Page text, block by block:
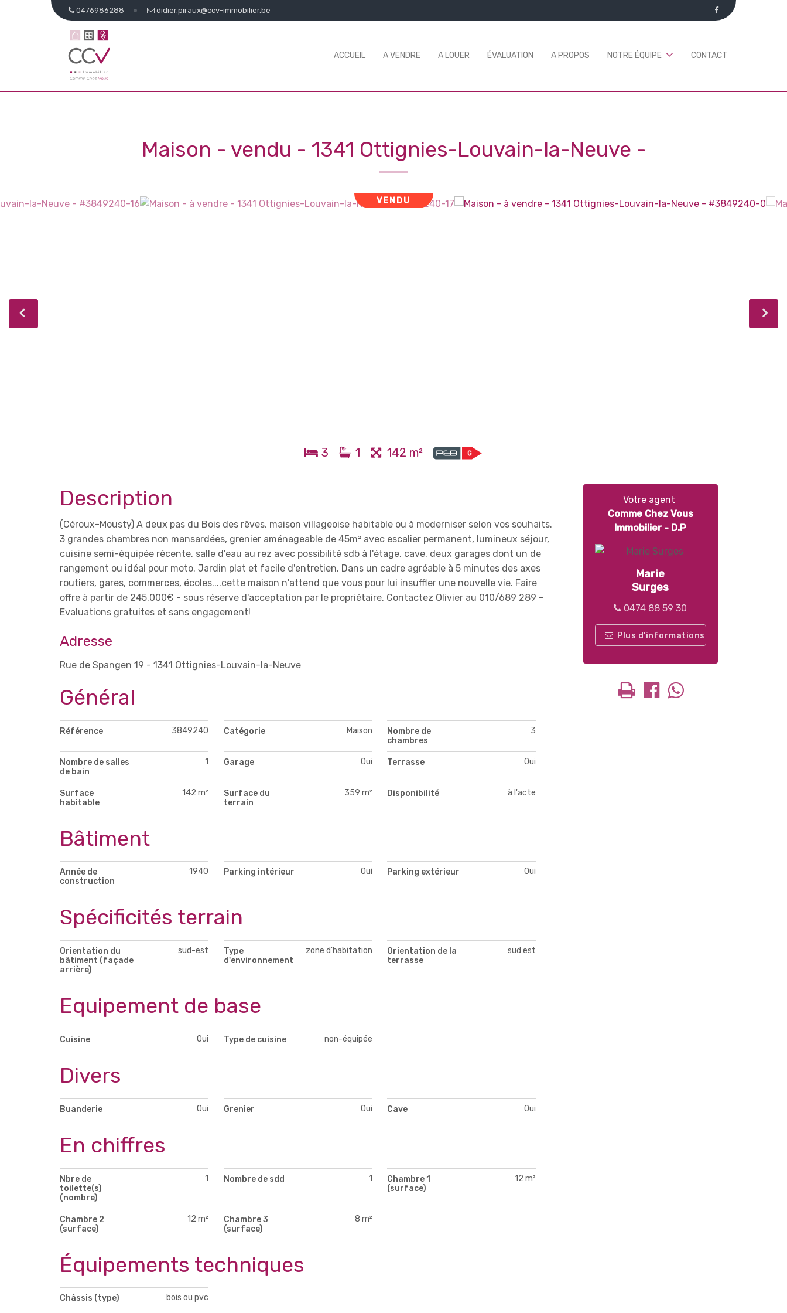
0476986288 didier.piraux@ccv-immobilier.be
ACCUEIL A VENDRE A LOUER ÉVALUATION A PROPOS NOTRE ÉQUIPE CONTACT
Maison - vendu - 1341 Ottignies-Louvain-la-Neuve -
VENDU
3 1 142 m²
Description
(Céroux-Mousty) A deux pas du Bois des rêves, maison villageoise habitable ou à moderniser selon vos souhaits.
3 grandes chambres non mansardées, grenier aménageable de 45m² avec escalier permanent, lumineux séjour,
cuisine semi-équipée récente, salle d'eau au rez avec possibilité sdb à l'étage, cave, deux garages dont un de
rangement ou idéal pour moto. Jardin plat et facile d'entretien. Dans un cadre agréable à 5 minutes des axes
routiers, gares, commerces, écoles....cette maison n'attend que vous pour lui insuffler une nouvelle vie. Faire
offre à partir de 245.000€ - sous réserve d'acceptation par le propriétaire. Contactez Olivier au 010/689 289 -
Evaluations gratuites et sans engagement!
Adresse
Rue de Spangen 19 - 1341 Ottignies-Louvain-la-Neuve
Général
Référence 3849240 Catégorie Maison
Nombre de
chambres
3
Nombre de salles
de bain
1 Garage Oui Terrasse Oui
Surface
habitable
142 m²
Surface du
terrain
359 m² Disponibilité à l'acte
Bâtiment
Année de
construction
1940 Parking intérieur Oui Parking extérieur Oui
Spécificités terrain
Orientation du
bâtiment (façade
arrière)
sud-est
Type
d'environnement
zone d'habitation
Orientation de la
terrasse
sud est
Equipement de base
Cuisine Oui Type de cuisine non-équipée
Divers
Buanderie Oui Grenier Oui Cave Oui
En chiffres
Nbre de
toilette(s)
(nombre)
1 Nombre de sdd 1
Chambre 1
(surface)
12 m²
Chambre 2
(surface)
12 m²
Chambre 3
(surface)
8 m²
Équipements techniques
Châssis (type) bois ou pvc
Votre agent
Comme Chez Vous
Immobilier - D.P
Marie
Surges
0474 88 59 30
Plus d'informations